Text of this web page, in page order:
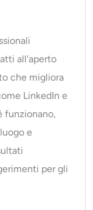
all'aperto
che migliora
LinkedIn e
funzionano,
e
per gli